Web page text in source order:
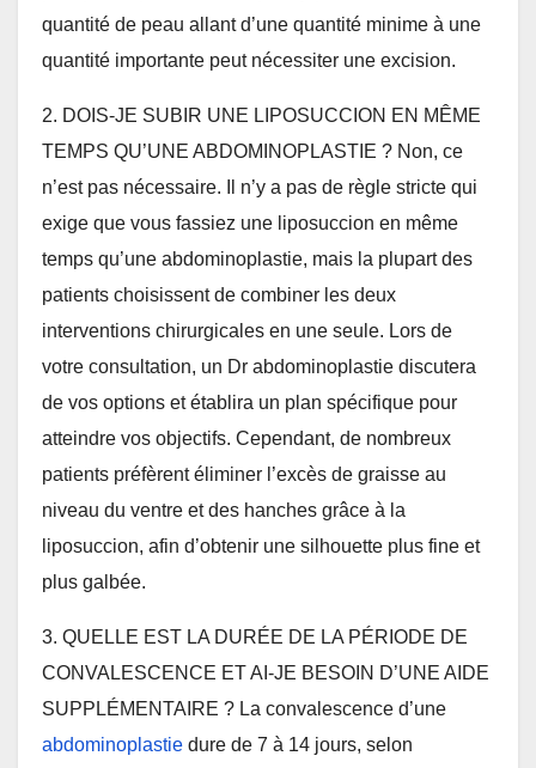
quantité de peau allant d’une quantité minime à une
quantité importante peut nécessiter une excision.
2. DOIS-JE SUBIR UNE LIPOSUCCION EN MÊME
TEMPS QU’UNE ABDOMINOPLASTIE ? Non, ce
n’est pas nécessaire. Il n’y a pas de règle stricte qui
exige que vous fassiez une liposuccion en même
temps qu’une abdominoplastie, mais la plupart des
patients choisissent de combiner les deux
interventions chirurgicales en une seule. Lors de
votre consultation, un Dr abdominoplastie discutera
de vos options et établira un plan spécifique pour
atteindre vos objectifs. Cependant, de nombreux
patients préfèrent éliminer l’excès de graisse au
niveau du ventre et des hanches grâce à la
liposuccion, afin d’obtenir une silhouette plus fine et
plus galbée.
3. QUELLE EST LA DURÉE DE LA PÉRIODE DE
CONVALESCENCE ET AI-JE BESOIN D’UNE AIDE
SUPPLÉMENTAIRE ? La convalescence d’une
abdominoplastie dure de 7 à 14 jours, selon